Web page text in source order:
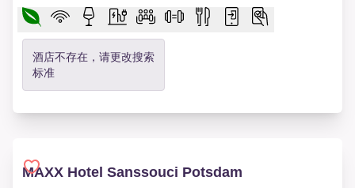
酒店不存在，请更改搜索
标准
MAXX Hotel Sanssouci Potsdam